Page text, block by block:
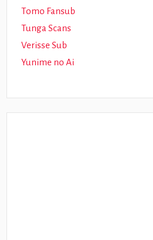
Tomo Fansub
Tunga Scans
Verisse Sub
Yunime no Ai